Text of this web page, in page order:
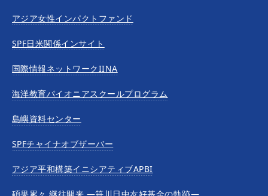
アジア女性インパクトファンド
SPF日米関係インサイト
国際情報ネットワークIINA
海洋教育パイオニアスクールプログラム
島嶼資料センター
SPFチャイナオブザーバー
アジア平和構築イニシアティブAPBI